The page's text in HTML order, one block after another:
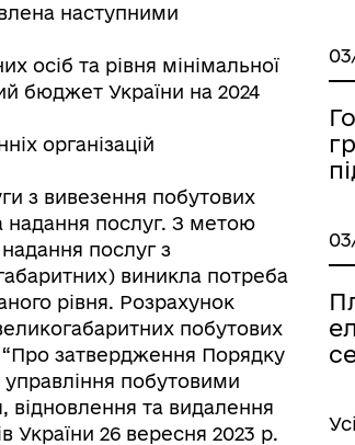
наступними
осіб та рівня мінімальної
бюджет України на 2024
організацій
з вивезення побутових
надання послуг. З метою
послуг з
виникла потреба
рівня. Розрахунок
побутових
“Про затвердження Порядку
побутовими
відновлення та видалення
України 26 вересня 2023 р.